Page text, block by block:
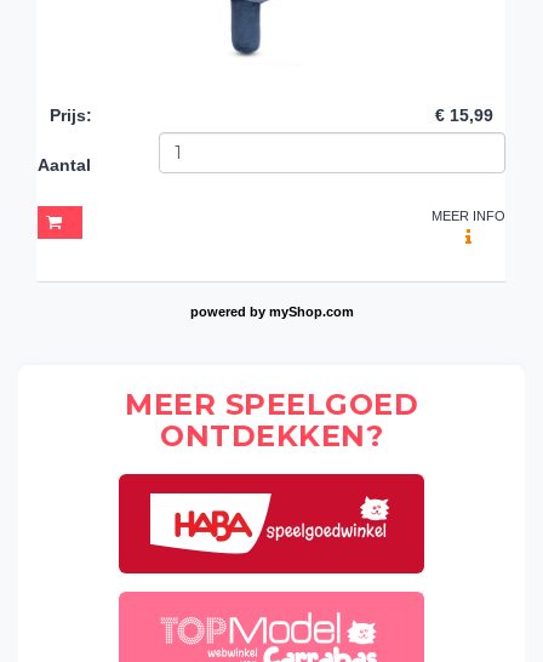
Prijs: € 15,99
Aantal
MEER INFO
powered by myShop.com
MEER SPEELGOED
ONTDEKKEN?